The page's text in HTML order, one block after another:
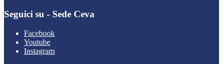
Seguici su - Sede Ceva
Facebook
Youtube
Instagram